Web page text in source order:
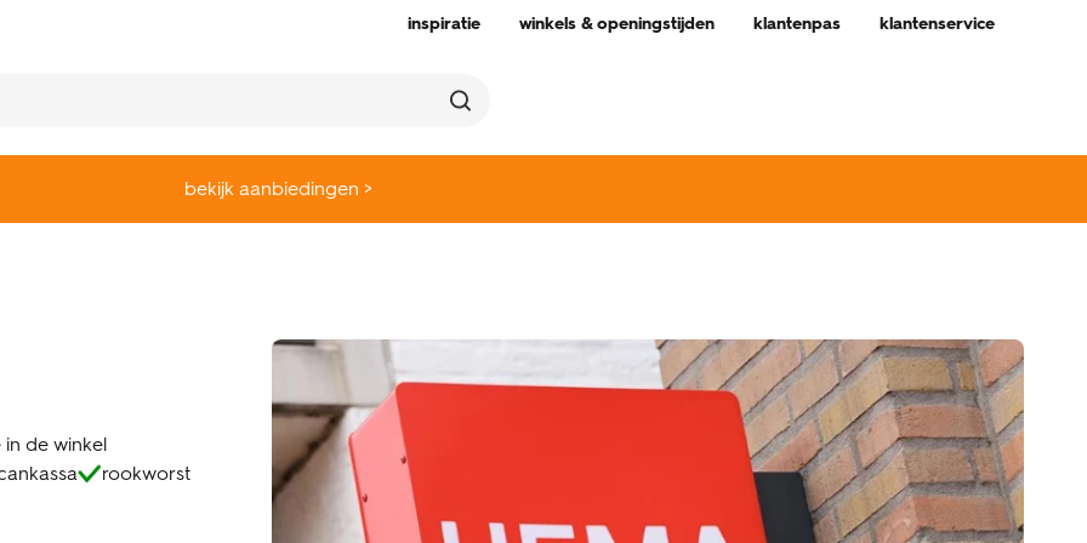
inspiratie winkels & openingstijden klantenpas klantenservice
bekijk aanbiedingen >
de winkel
rookworst